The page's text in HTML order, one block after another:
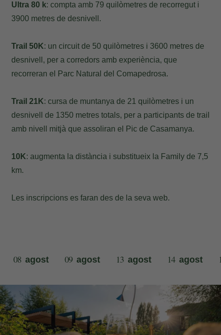
Ultra 80 k: compta amb 79 quilòmetres de recorregut i
3900 metres de desnivell.
Trail 50K: un circuit de 50 quilòmetres i 3600 metres de
desnivell, per a corredors amb experiència, que
recorreran el Parc Natural del Comapedrosa.
Trail 21K: cursa de muntanya de 21 quilòmetres i un
desnivell de 1350 metres totals, per a participants de trail
amb nivell mitjà que assoliran el Pic de Casamanya.
10K: augmenta la distància i substitueix la Family de 7,5
km.
Les inscripcions es faran des de la seva web.
08 agost 09 agost 13 agost 14 agost